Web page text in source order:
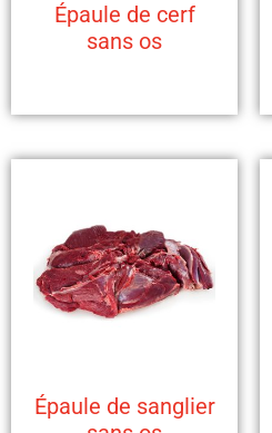
Épaule de cerf
sans os
Épaule de sanglier